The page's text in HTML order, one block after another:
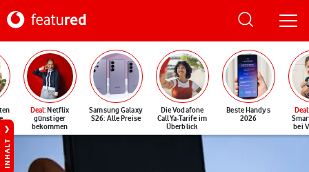
Deal: Netflix
günstiger
bekommen
Samsung Galaxy
S26: Alle Preise
Die Vodafone
CallYa-Tarife im
Überblick
Beste Handys
2026
Deal
bei
INHALT